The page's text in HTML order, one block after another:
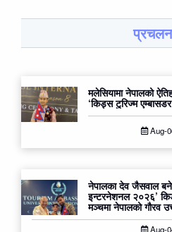
मलेसियामा नेपालको
‘किड्स टुरिज्म
Aug-
नेपालका देव जैसवाल बने
इन्टरनेशनल २०२६’
मञ्चमा नेपालको गौरव
Aug-